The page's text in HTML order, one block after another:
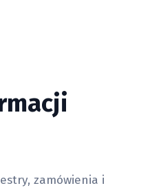
zamówienia i